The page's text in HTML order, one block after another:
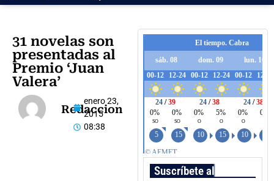
31 novelas son
presentadas al
Premio ‘Juan
Valera’
Redaccion
enero 23,
2015
08:38
Suscríbete al boletín